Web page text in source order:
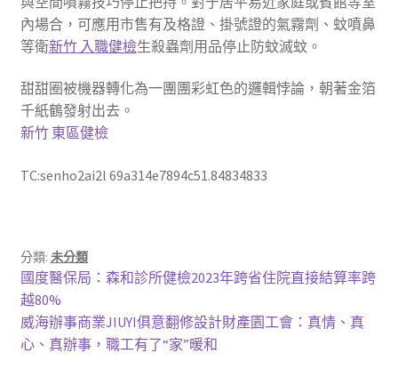
內場合，可應用市售有及格證、掛號證的氣霧劑、蚊噴鼻
等衛新竹 入職健檢生殺蟲劑用品停止防蚊滅蚊。
甜甜圈被機器轉化為一團團彩虹色的邏輯悖論，朝著金箔
千紙鶴發射出去。
新竹 東區健檢
TC:senho2ai2l 69a314e7894c51.84834833
分類: 未分類
文
章
導
上
一
篇
文
國度醫保局：森和診所健檢2023年跨省住院直接結算率跨
越80%
下
一
威海辦事商業JIUYI俱意翻修設計財產園工會：真情、真
心、真辦事，職工有了“家”暖和